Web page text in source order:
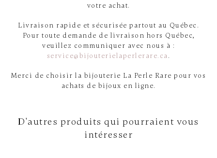
votre achat.
Livraison rapide et sécurisée partout au Québec.
Pour toute demande de livraison hors Québec,
veuillez communiquer avec nous à :
service@bijouterielaperlerare.ca.
Merci de choisir la bijouterie La Perle Rare pour vos
achats de bijoux en ligne.
D'autres produits qui pourraient vous
intéresser